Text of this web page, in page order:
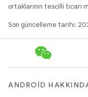
ortaklarının tescilli ticari
Son güncelleme tarihi:
ANDROID